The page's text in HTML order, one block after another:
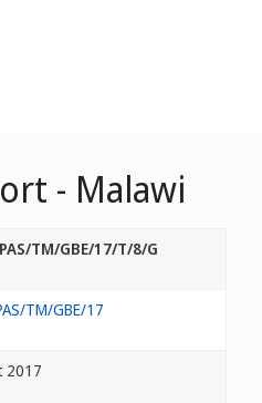
- Malawi
TM/GBE/17/T/8/G
TM/GBE/17
2017